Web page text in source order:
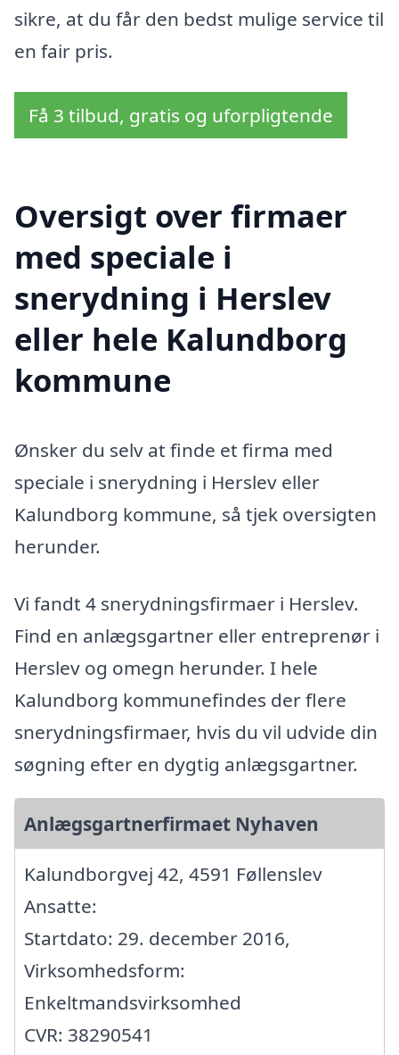
sikre, at du får den bedst mulige service til
en fair pris.
Få 3 tilbud, gratis og uforpligtende
Oversigt over firmaer
med speciale i
snerydning i Herslev
eller hele Kalundborg
kommune
Ønsker du selv at finde et firma med
speciale i snerydning i Herslev eller
Kalundborg kommune, så tjek oversigten
herunder.
Vi fandt 4 snerydningsfirmaer i Herslev.
Find en anlægsgartner eller entreprenør i
Herslev og omegn herunder. I hele
Kalundborg kommunefindes der flere
snerydningsfirmaer, hvis du vil udvide din
søgning efter en dygtig anlægsgartner.
Anlægsgartnerfirmaet Nyhaven
Kalundborgvej 42, 4591 Føllenslev
Ansatte:
Startdato: 29. december 2016,
Virksomhedsform:
Enkeltmandsvirksomhed
CVR: 38290541